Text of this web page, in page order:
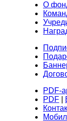
О
PDF-
PDF